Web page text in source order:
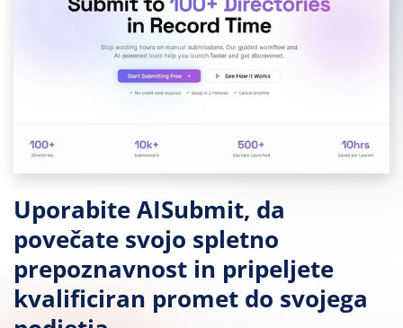
Uporabite AISubmit, da
povečate svojo spletno
prepoznavnost in pripeljete
kvalificiran promet do svojega